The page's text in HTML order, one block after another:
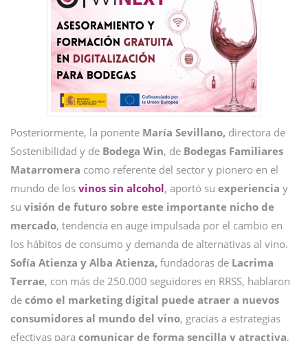
Posteriormente, la ponente María Sevillano, directora de
Sostenibilidad y de Bodega Win, de Bodegas Familiares
Matarromera como referente del sector y pionero en el
mundo de los vinos sin alcohol, aportó su experiencia y
su visión de futuro sobre este importante nicho de
mercado, tendencia en auge impulsada por el cambio en
los hábitos de consumo y demanda de alternativas al vino.
Sofía Atienza y Alba Atienza, fundadoras de Lacrima
Terrae, con más de 250.000 seguidores en RRSS, hablaron
de cómo el marketing digital puede atraer a nuevos
consumidores al mundo del vino, gracias a estrategias
efectivas para comunicar de forma sencilla y atractiva,